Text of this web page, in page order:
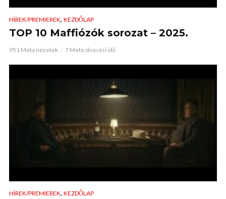
HÍREK/PREMIEREK, KEZDŐLAP
TOP 10 Maffiózók sorozat – 2025.
951 Meta nézetek 7 Meta olvasási idő
HÍREK/PREMIEREK, KEZDŐLAP